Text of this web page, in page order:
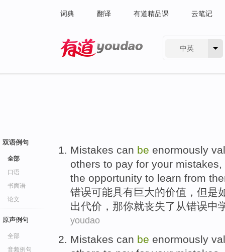
词典 翻译 有道精品课 云笔记
中英
双语例句
全部
口语
书面语
论文
原声例句
全部
音频例句
Mistakes can be enormously
others to pay for your mistakes,
the opportunity to learn from
错误可能具有巨大的价值 ， 但是
出代价 ， 那你就丧失了从错误中
youdao
Mistakes can be enormously